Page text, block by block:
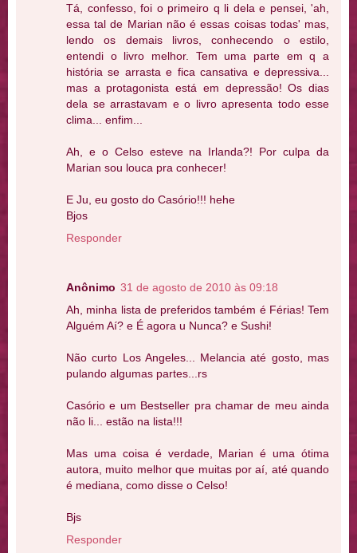
Tá, confesso, foi o primeiro q li dela e pensei, 'ah,
essa tal de Marian não é essas coisas todas' mas,
lendo os demais livros, conhecendo o estilo,
entendi o livro melhor. Tem uma parte em q a
história se arrasta e fica cansativa e depressiva...
mas a protagonista está em depressão! Os dias
dela se arrastavam e o livro apresenta todo esse
clima... enfim...
Ah, e o Celso esteve na Irlanda?! Por culpa da
Marian sou louca pra conhecer!
E Ju, eu gosto do Casório!!! hehe
Bjos
Responder
Anônimo 31 de agosto de 2010 às 09:18
Ah, minha lista de preferidos também é Férias! Tem
Alguém Aí? e É agora u Nunca? e Sushi!
Não curto Los Angeles... Melancia até gosto, mas
pulando algumas partes...rs
Casório e um Bestseller pra chamar de meu ainda
não li... estão na lista!!!
Mas uma coisa é verdade, Marian é uma ótima
autora, muito melhor que muitas por aí, até quando
é mediana, como disse o Celso!
Bjs
Responder